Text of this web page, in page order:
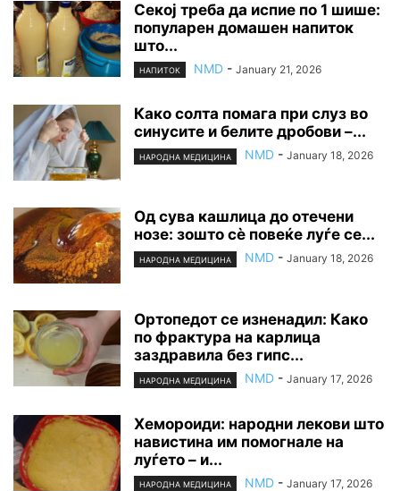
Секој треба да испие по 1 шише:
популарен домашен напиток
што...
НАПИТОК NMD - January 21, 2026
Како солта помага при слуз во
синусите и белите дробови –...
НАРОДНА МЕДИЦИНА NMD - January 18, 2026
Од сува кашлица до отечени
нозе: зошто сè повеќе луѓе се...
НАРОДНА МЕДИЦИНА NMD - January 18, 2026
Ортопедот се изненадил: Како
по фрактура на карлица
заздравила без гипс...
НАРОДНА МЕДИЦИНА NMD - January 17, 2026
Хемороиди: народни лекови што
навистина им помогнале на
луѓето – и...
НАРОДНА МЕДИЦИНА NMD - January 17, 2026